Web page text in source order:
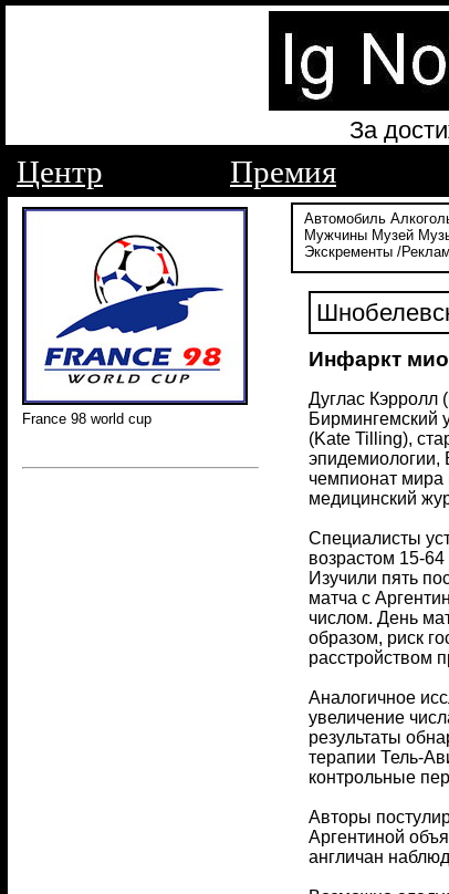
За
Центр Премия
France 98 world cup
Автомобиль
Мужчины Музей
Экскременты /
Инфаркт
Дуглас Кэрролл
Бирмингемский
(Kate Tilling),
эпидемиологии,
чемпионат мира
медицинский
Специалисты
возрастом 15-
Изучили пять
матча с
числом. День
образом, риск
расстройством
Аналогичное
увеличение
результаты
терапии Тель-
контрольные
Авторы
Аргентиной
англичан